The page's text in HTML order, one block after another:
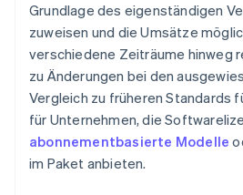
Grundlage des eigenständigen
zuweisen und die Umsätze
verschiedene Zeiträume hinweg
zu Änderungen bei den
Vergleich zu früheren Standards
für Unternehmen, die
abonnementbasierte Modelle
im Paket anbieten.